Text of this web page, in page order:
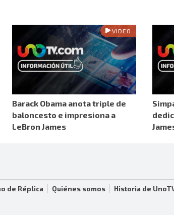
VIDEO
Barack Obama anota triple de
baloncesto e impresiona a
LeBron James
de Réplica Quiénes somos Historia de